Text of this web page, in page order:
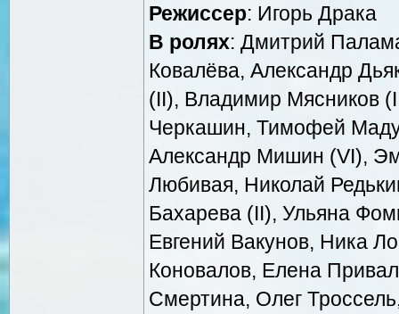
Режиссер: Игорь Драка
В ролях: Дмитрий
Ковалёва, Александр
(II), Владимир Мясников
Черкашин, Тимофей
Александр Мишин (VI),
Любивая, Николай
Бахарева (II), Ульяна
Евгений Вакунов, Ника
Коновалов, Елена
Смертина, Олег